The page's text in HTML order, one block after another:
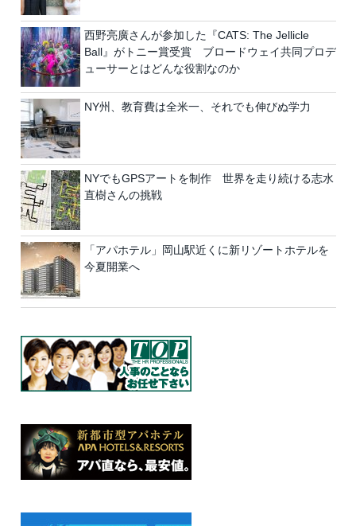
西野亮廣さんが参加した『CATS: The Jellicle
Ball』がトニー賞受賞 ブロードウェイ共同プロデ
ューサーとはどんな役割なのか
NY州、教育費は全米一、それでも伸びぬ学力
NYでもGPSアートを制作 世界を走り続ける志水
直樹さんの挑戦
「アパホテル」岡山駅近くに新リゾートホテルを
今夏開業へ